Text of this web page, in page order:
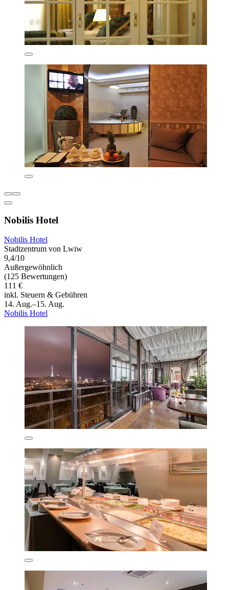
Nobilis Hotel
Nobilis Hotel
Stadtzentrum von Lwiw
9,4/10
Außergewöhnlich
(125 Bewertungen)
111 €
inkl. Steuern & Gebühren
14. Aug.–15. Aug.
Nobilis Hotel